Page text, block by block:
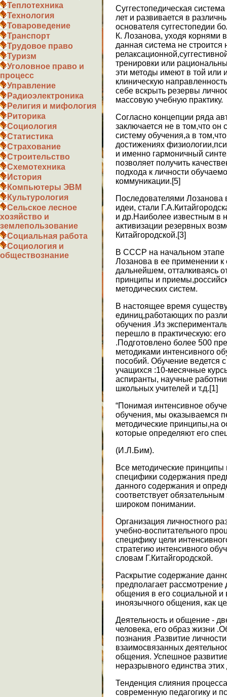
Теплотехника
Технология
Товароведение
Транспорт
Трудовое право
Туризм
Уголовное право и
процесс
Управление
Радиоэлектроника
Религия и мифология
Риторика
Социология
Статистика
Страхование
Строительство
Схемотехника
История
Компьютеры ЭВМ
Культурология
Сельское лесное
хозяйство и
землепользование
Социальная работа
Социология и
обществознание
Суггестопедическая
лет и развивается в
основателя суггестопедии
К. Лозанова, уходя корнями
данная система не строится
тренировки или
эти методы имеют в той или
клиническую
себе вскрыть резервы
массовую учебную практику.
Согласно концепции ряда
заключается не в том,что
систему обучения,а в
достижениях
и именно гармоничный
позволяет получить
подхода к личности
коммуникации.[5]
Последователями
идеи, стали
и др.Наиболее известным в
активизации резервных
Китайгородской.[3]
В СССР на начальном этапе
Лозанова в ее применении
дальнейшем, отталкиваясь
принципы и
методических систем.
В настоящее время
единиц,работающих по
обучения .Из
перешло в практическую:
.Подготовлено более 500
методиками интенсивного
пособий. Обучение ведется
учащихся :10-месячные
аспиранты, научные
школьных учителей и т.д.[1]
“Понимая интенсивное
обучения, мы оказываемся
методические принципы,на
которые определяют его
(И.Л.Бим).
Все методические принципы
специфики содержания
данного содержания и
соответствует
широком понимании.
Организация личностного
учебно-воспитательного
специфику цели
стратегию интенсивного
словам Г.Китайгородской.
Раскрытие содержание
предполагает
общения в его социальной
иноязычного общения, как
Деятельность и общение -
человека, его образ жизни
познания .Развитие
взаимосвязанных
общения. Успешное
неразрывного единства этих
Тенденция слияния
современную педагогику и